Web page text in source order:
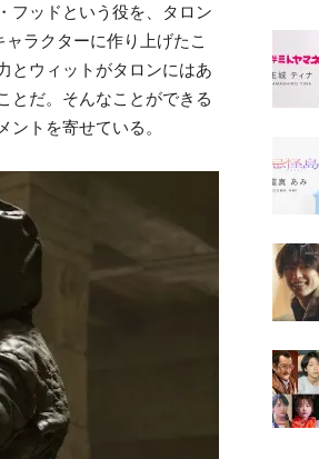
フッドという役を、タロン
ラクターに作り上げたこ
とウィットがタロンにはあ
とだ。そんなことができる
トを寄せている。